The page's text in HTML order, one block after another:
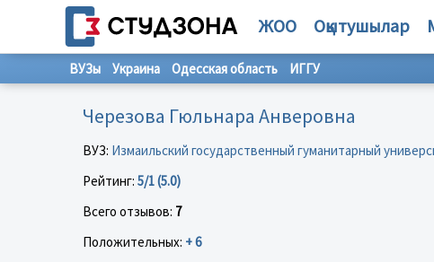
ЖОО Оқытушылар
ВУЗы Украина Одесская область ИГГУ
Черезова Гюльнара Анверовна
ВУЗ: Измаильский государственный гуманитарный
Рейтинг: 5/1 (5.0)
Всего отзывов: 7
Положительных: + 6